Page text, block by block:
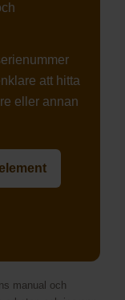
att hitta
eller annan
manual och